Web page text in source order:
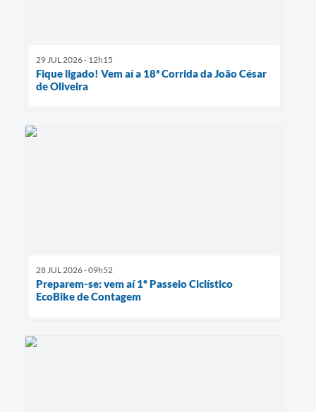
29 JUL 2026 - 12h15
Fique ligado! Vem aí a 18ª Corrida da João César
de Oliveira
28 JUL 2026 - 09h52
Preparem-se: vem aí 1º Passeio Ciclístico
EcoBike de Contagem